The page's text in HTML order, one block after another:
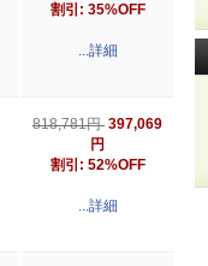
割引: 35%OFF
...詳細
818,781円 397,069
円
割引: 52%OFF
...詳細